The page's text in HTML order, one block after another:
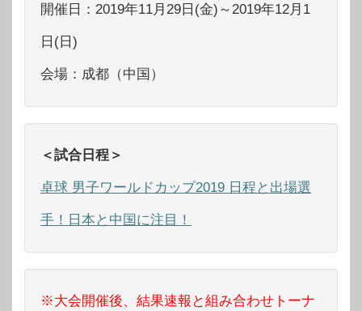
開催日：2019年11月29日(金)～2019年12月1
日(日)
会場：成都（中国）
＜試合日程＞
卓球 男子ワールドカップ2019 日程と出場選
手！日本と中国に注目！
※大会開催後、結果速報と組み合わせトーナ